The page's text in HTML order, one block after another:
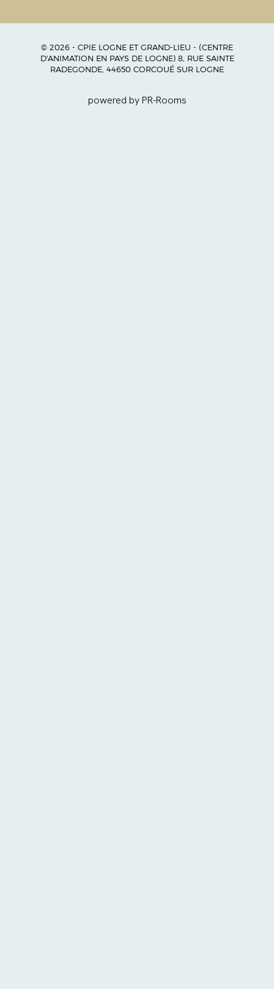
© 2026 - CPIE LOGNE ET GRAND-LIEU - (CENTRE
D'ANIMATION EN PAYS DE LOGNE) 8, RUE SAINTE
RADEGONDE, 44650 CORCOUÉ SUR LOGNE
powered by PR-Rooms